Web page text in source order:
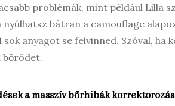
problémák, mint például Lilla
nyúlhatsz bátran a camouflage
sok anyagot se felvinned. Szóval,
bőrödet.
a masszív bőrhibák